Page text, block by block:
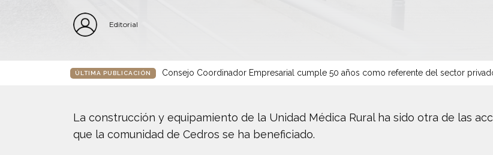
Editorial
ÚLTIMA PUBLICACIÓN Consejo Coordinador Empresarial cumple 50 años como referente del sector
La construcción y equipamiento de la Unidad Médica Rural ha sido otra de las
que la comunidad de Cedros se ha beneficiado.